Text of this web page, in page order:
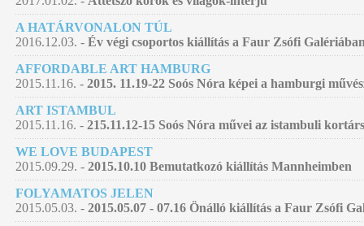
A HATÁRVONALON TÚL
2016.12.03. - Év végi csoportos kiállítás a Faur Zsófi
AFFORDABLE ART HAMBURG
2015.11.16. - 2015. 11.19-22 Soós Nóra képei a hamburgi
ART ISTAMBUL
2015.11.16. - 215.11.12-15 Soós Nóra művei az istambuli
WE LOVE BUDAPEST
2015.09.29. - 2015.10.10 Bemutatkozó kiállítás Mannheimben
FOLYAMATOS JELEN
2015.05.03. - 2015.05.07 - 07.16 Önálló kiállítás a Faur Zsófi